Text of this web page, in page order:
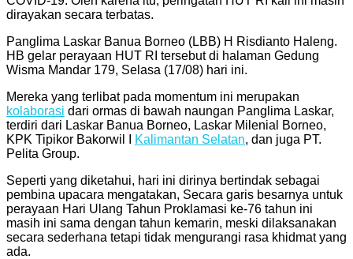
dirayakan secara terbatas.
Panglima Laskar Banua Borneo (LBB) H Risdianto Haleng.
HB gelar perayaan HUT RI tersebut di halaman Gedung
Wisma Mandar 179, Selasa (17/08) hari ini.
Mereka yang terlibat pada momentum ini merupakan
kolaborasi dari ormas di bawah naungan Panglima Laskar,
terdiri dari Laskar Banua Borneo, Laskar Milenial Borneo,
KPK Tipikor Bakorwil I
Kalimantan Selatan, dan juga PT.
Pelita Group.
Seperti yang diketahui, hari ini dirinya bertindak sebagai
pembina upacara mengatakan, Secara garis besarnya untuk
perayaan Hari Ulang Tahun Proklamasi ke-76 tahun ini
masih ini sama dengan tahun kemarin, meski dilaksanakan
secara sederhana tetapi tidak mengurangi rasa khidmat yang
ada.